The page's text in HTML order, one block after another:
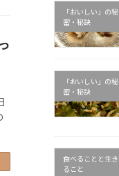
「おいしい」の秘
密・秘訣
「おいしい」の秘
密・秘訣
食べることと生き
ること